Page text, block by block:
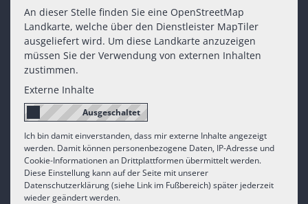
An dieser Stelle finden Sie eine OpenStreetMap
Landkarte, welche über den Dienstleister MapTiler
ausgeliefert wird. Um diese Landkarte anzuzeigen
müssen Sie der Verwendung von externen Inhalten
zustimmen.
Externe Inhalte
Ich bin damit einverstanden, dass mir externe Inhalte angezeigt
werden. Damit können personenbezogene Daten, IP-Adresse und
Cookie-Informationen an Drittplattformen übermittelt werden.
Diese Einstellung kann auf der Seite mit unserer
Datenschutzerklärung (siehe Link im Fußbereich) später jederzeit
wieder geändert werden.